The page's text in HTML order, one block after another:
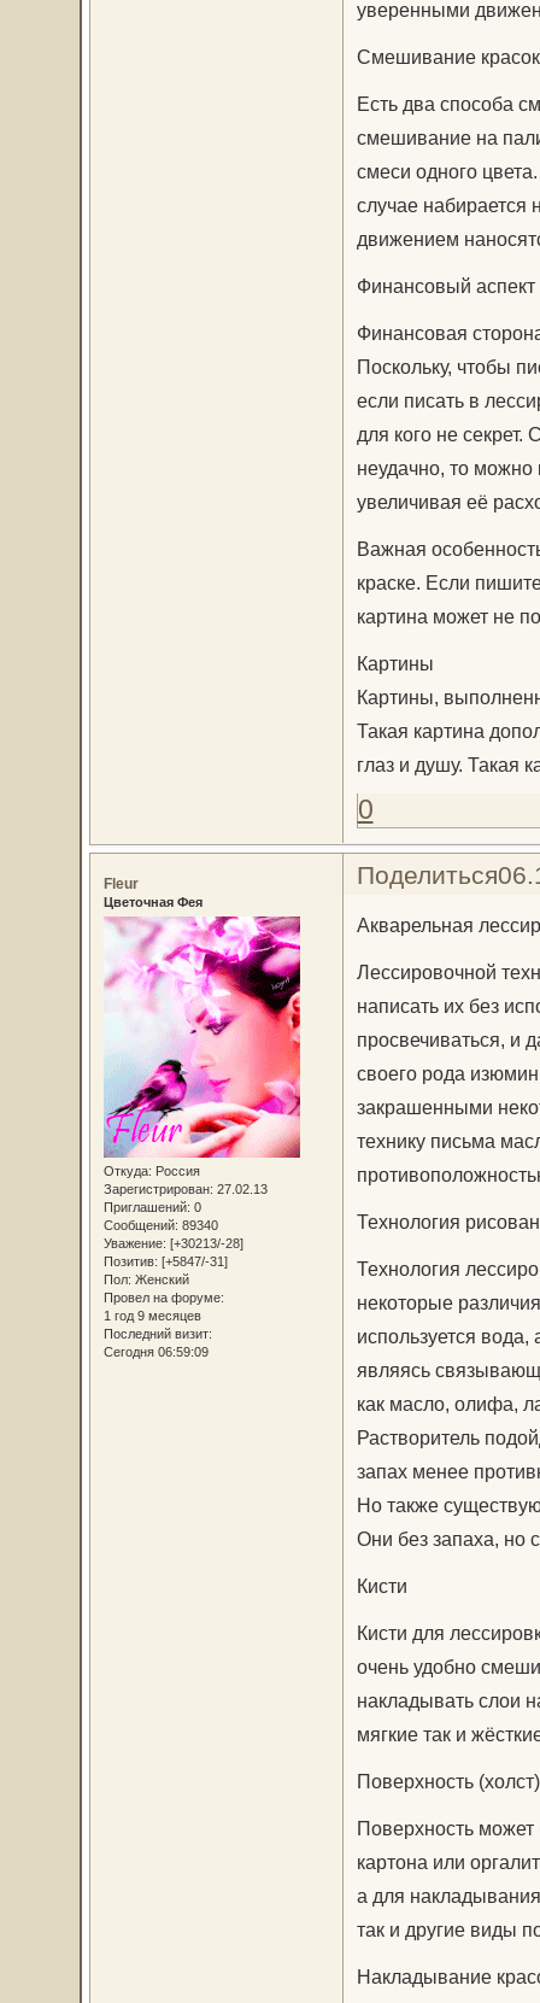
уверенными
Смешивание красок
Есть два способа
смешивание на
смеси одного
случае набирается
движением
Финансовый аспект
Финансовая
Поскольку, чтобы
если писать в
для кого не секрет.
неудачно, то можно
увеличивая её
Важная
краске. Если
картина может не
Картины
Картины,
Такая картина
глаз и душу. Такая
0
Поделиться
Fleur
Цветочная Фея
Откуда: Россия
Зарегистрирован: 27.02.13
Приглашений: 0
Сообщений: 89340
Уважение: [+30213/-28]
Позитив: [+5847/-31]
Пол: Женский
Провел на форуме:
1 год 9 месяцев
Последний визит:
Сегодня 06:59:09
Акварельная
Лессировочной
написать их без
просвечиваться, и
своего рода
закрашенными
технику письма
Технология
Технология
некоторые
используется
являясь
как масло, олифа,
Растворитель
запах менее
Но также
Они без запаха, но
Кисти
Кисти для
очень удобно
накладывать слои
мягкие так и
Поверхность (холст)
Поверхность
картона или
а для
так и другие виды
Накладывание